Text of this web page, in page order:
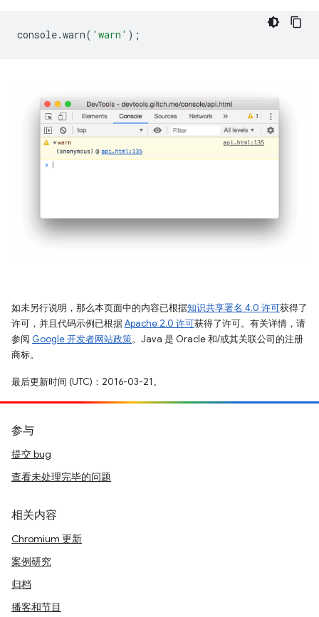
console.warn( 'warn' );
如未另行说明，那么本页面中的内容已根据知识共享署名 4.0 许可获得了
许可，并且代码示例已根据Apache 2.0 许可获得了许可。有关详情，请
参阅 Google 开发者网站政策。Java 是 Oracle 和/或其关联公司的注册
商标。
最后更新时间 (UTC)：2016-03-21。
参与
提交 bug
查看未处理完毕的问题
相关内容
Chromium 更新
案例研究
归档
播客和节目